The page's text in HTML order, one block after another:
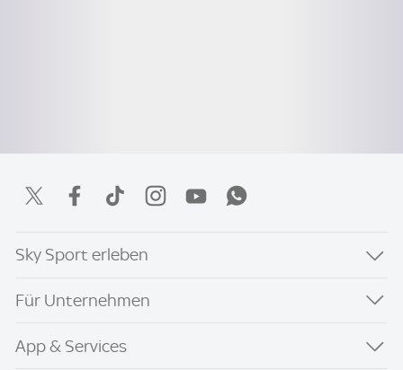
Sky Sport erleben
Für Unternehmen
App & Services